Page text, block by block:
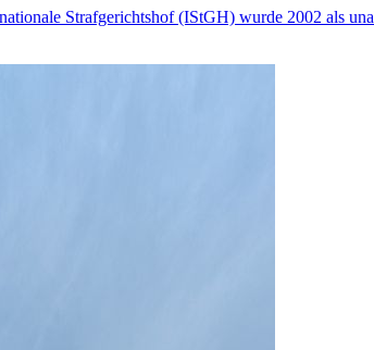
Strafgerichtshof (IStGH) wurde 2002 als